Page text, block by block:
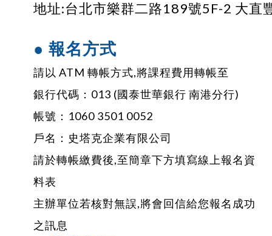
地址:台北市樂群二路189號5F-2 大直
● 報名方式
請以 ATM 轉帳方式,將課程費用轉帳至
銀行代碼：013 (國泰世華銀行 南港分行)
帳號：1060 3501 0052
戶名：史塔克企業有限公司
請於轉帳繳費後,至簡章下方填寫線上報名資
料表
主辦單位若核對無誤,將會回信給您報名成功
之訊息